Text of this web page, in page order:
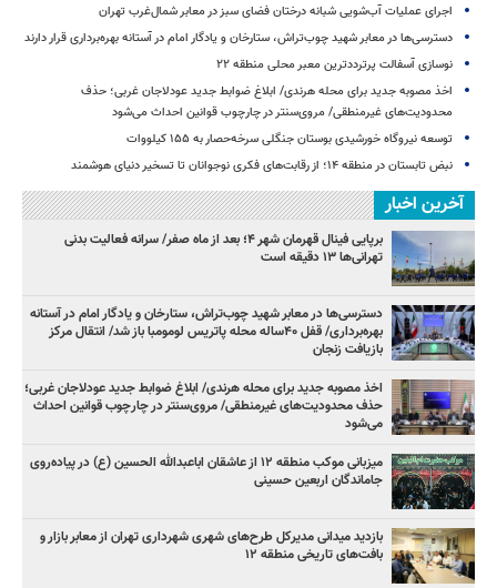
اجرای عملیات آب‌شویی شبانه درختان فضای سبز در معابر شمال‌غرب تهران
دسترسی‌ها در معابر شهید چوب‌تراش، ستارخان و یادگار امام در آستانه بهره‌برداری قرار دارند
نوسازی آسفالت پرترددترین معبر محلی منطقه ۲۲
اخذ مصوبه جدید برای محله هرندی/ ابلاغ ضوابط جدید عودلاجان غربی؛ حذف
محدودیت‌های غیرمنطقی/ مروی‌سنتر در چارچوب قوانین احداث می‌شود
توسعه نیروگاه خورشیدی بوستان جنگلی سرخه‌حصار به ۱۵۵ کیلووات
نبض تابستان در منطقه ۱۴؛ از رقابت‌های فکری نوجوانان تا تسخیر دنیای هوشمند
آخرین اخبار
برپایی فینال قهرمان شهر ۴؛ بعد از ماه صفر/ سرانه فعالیت بدنی
تهرانی‌ها ۱۳ دقیقه است
دسترسی‌ها در معابر شهید چوب‌تراش، ستارخان و یادگار امام در آستانه
بهره‌برداری/ قفل ۴۰ساله محله پاتریس لومومبا باز شد/ انتقال مرکز
بازیافت زنجان
اخذ مصوبه جدید برای محله هرندی/ ابلاغ ضوابط جدید عودلاجان غربی؛
حذف محدودیت‌های غیرمنطقی/ مروی‌سنتر در چارچوب قوانین احداث
می‌شود
میزبانی موکب منطقه ۱۲ از عاشقان اباعبدالله الحسین (ع) در پیاده‌روی
جاماندگان اربعین حسینی
بازدید میدانی مدیرکل طرح‌های شهری شهرداری تهران از معابر بازار و
بافت‌های تاریخی منطقه ۱۲